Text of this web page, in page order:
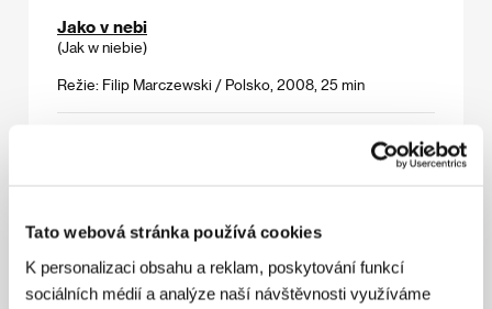
Tato webová stránka používá cookies
K personalizaci obsahu a reklam, poskytování funkcí
sociálních médií a analýze naší návštěvnosti využíváme
Jako v nebi
(Jak w niebie)
Režie: Filip Marczewski / Polsko, 2008, 25 min
Muž na laně
(Man on Wire)